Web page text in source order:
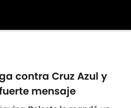
contra Cruz Azul y
mensaje